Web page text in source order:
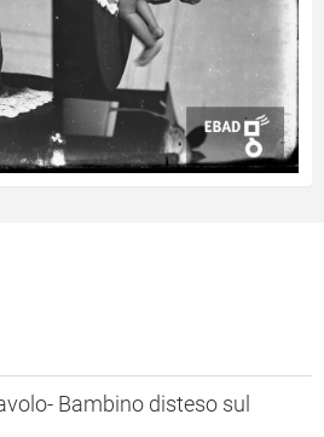
Bambino disteso sul